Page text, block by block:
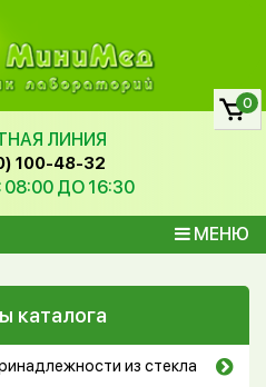
ЛИНИЯ
100-48-32
ДО 16:30
МЕНЮ
0
каталога
из стекла